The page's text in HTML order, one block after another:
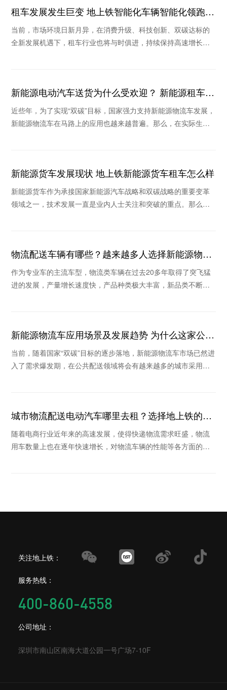
租车发展发生巨变 地上铁智能化车辆智能化领跑行
业
当前，市场环境日新月异，在消费升级、科技创新、双碳达标的
全新发展机遇下，租车行业也将与时俱进，持续保持高速增长。
新能源电动汽车送货为什么受欢迎？ 新能源租车公
司推荐哪个
近些年，为了实现“双碳”目标，国家强力支持新能源物流车发展，
新能源物流车在马路上的应用也越来越普遍。那么，在实际生活
新能源货车发展现状 地上铁新能源货车租车怎么样
新能源货车作为承接国家新能源汽车战略和双碳战略的重要变革
领域之一，技术发展一直是业内人士关注和突破的重点。那么，
物流配送车辆有哪些？越来越多人选择新能源物流
车
作为专业车的主流车型，物流类车辆在过去20多年取得了突飞猛
进的发展，产量增长速度快，产品种类极大丰富，新品类不断涌
新能源物流车应用场景及发展趋势 为什么这家公司
被看好
当前，随着国家“双碳”目标的逐步落地，新能源物流车市场已然进
入了需求爆发期，在公共配送领域将会有越来越多的城市采用新
城市物流配送电动汽车哪里去租？选择地上铁的理
由
随着电商行业近年来的高速发展，使得快递物流需求旺盛，物流
用车数量上也在逐年快速增长，对物流车辆的性能等各方面的要
关注地上铁：
服务热线：
400-860-4558
公司地址：
深圳市南山区南海大道公园一号广场7-10F